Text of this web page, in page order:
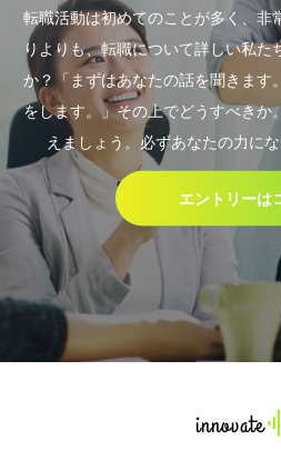
転職活動は初めてのことが多く、非
りよりも、転職について詳しい私た
か？「まずはあなたの話を聞きます
をします。」その上でどうすべきか
えましょう。必ずあなたの力に
エントリーは